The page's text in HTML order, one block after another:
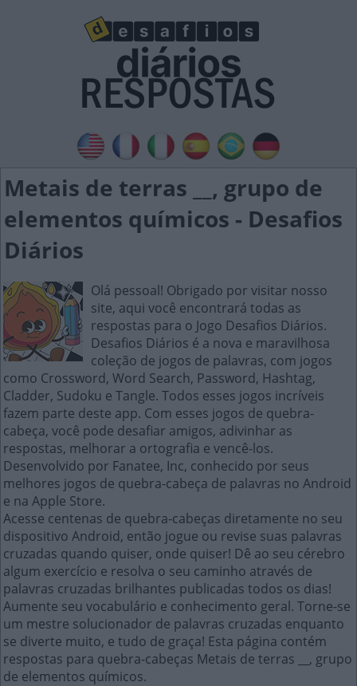
Metais de terras __, grupo de
elementos químicos - Desafios
Diários
Olá pessoal! Obrigado por visitar nosso
site, aqui você encontrará todas as
respostas para o Jogo Desafios Diários.
Desafios Diários é a nova e maravilhosa
coleção de jogos de palavras, com jogos
como Crossword, Word Search, Password, Hashtag,
Cladder, Sudoku e Tangle. Todos esses jogos incríveis
fazem parte deste app. Com esses jogos de quebra-
cabeça, você pode desafiar amigos, adivinhar as
respostas, melhorar a ortografia e vencê-los.
Desenvolvido por Fanatee, Inc, conhecido por seus
melhores jogos de quebra-cabeça de palavras no Android
e na Apple Store.
Acesse centenas de quebra-cabeças diretamente no seu
dispositivo Android, então jogue ou revise suas palavras
cruzadas quando quiser, onde quiser! Dê ao seu cérebro
algum exercício e resolva o seu caminho através de
palavras cruzadas brilhantes publicadas todos os dias!
Aumente seu vocabulário e conhecimento geral. Torne-se
um mestre solucionador de palavras cruzadas enquanto
se diverte muito, e tudo de graça! Esta página contém
respostas para quebra-cabeças Metais de terras __, grupo
de elementos químicos.